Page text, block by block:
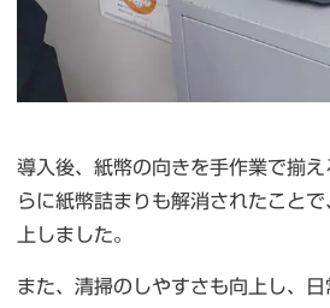
導入後、紙幣の向きを手作業で揃
らに紙幣詰まりも解消されたこと
上しました。
また、清掃のしやすさも向上し、